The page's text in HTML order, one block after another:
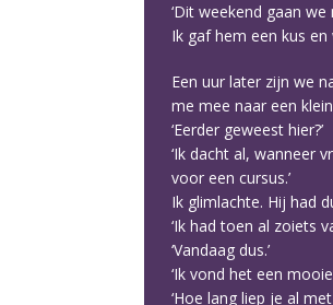
‘Dit weekend gaan
Ik gaf hem een kus
Een uur later zijn we
me mee naar een
‘Eerder geweest hier?’
‘Ik dacht al, wanneer
voor een cursus.’
Ik glimlachte. Hij had
‘Ik had toen al zoiets
‘Vandaag dus.’
‘Ik vond het een
‘Hoe lang liep je al